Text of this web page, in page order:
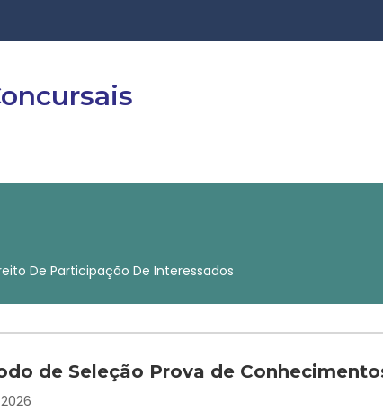
De Participação De Interessados
de Seleção Prova de